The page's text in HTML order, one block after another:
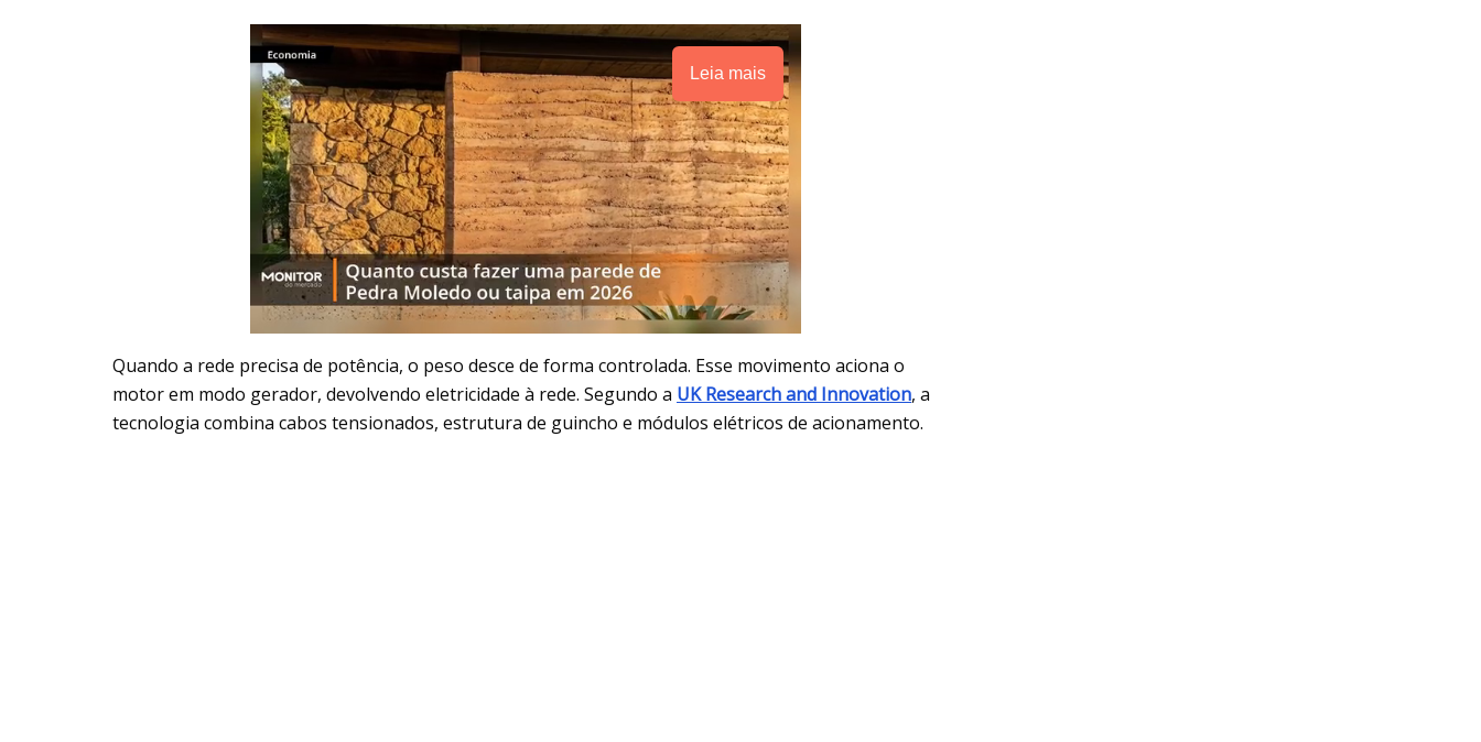
Leia mais
Quando a rede precisa de potência, o peso desce de forma controlada. Esse movimento aciona o
motor em modo gerador, devolvendo eletricidade à rede. Segundo a UK Research and Innovation, a
tecnologia combina cabos tensionados, estrutura de guincho e módulos elétricos de acionamento.